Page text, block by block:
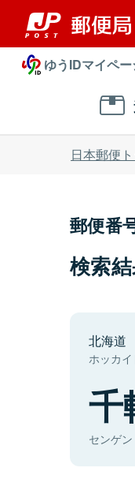
ゆうIDマイペ
日本郵便
郵便番
検索
北海道
ホッカイ
千
センゲン